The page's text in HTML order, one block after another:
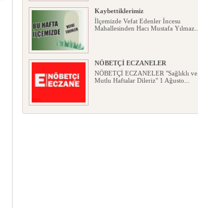
Kaybettiklerimiz
İlçemizde Vefat Edenler İncesu
Mahallesinden Hacı Mustafa Yılmaz...
NÖBETÇİ ECZANELER
NÖBETÇİ ECZANELER "Sağlıklı ve
Mutlu Haftalar Dileriz" 1 Ağusto...
Okullarda yeni dönem: Yönetmelik